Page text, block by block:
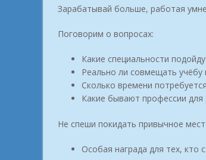
Зарабатывай больше, работая
Поговорим о вопросах:
Какие специальности
Реально ли совмещать учёбу
Сколько времени
Какие бывают профессии
Не спеши покидать привычное
Особая награда для тех, кто